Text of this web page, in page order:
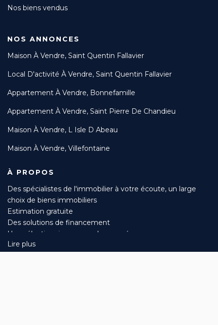
Nos biens vendus
NOS ANNONCES
Maison À Vendre, Saint Quentin Fallavier
Local D'activité À Vendre, Saint Quentin Fallavier
Appartement À Vendre, Bonnefamille
Appartement À Vendre, Saint Pierre De Chandieu
Maison À Vendre, L Isle D Abeau
Maison À Vendre, Villefontaine
À PROPOS
Des spécialistes de l'immobilier à votre écoute, un large
choix de biens immobiliers
Estimation gratuite
Des solutions de financement
Une sélection rigoureuse des acquéreurs
Suivi du compromis jusqu’à l’acte authentique
Lire plus